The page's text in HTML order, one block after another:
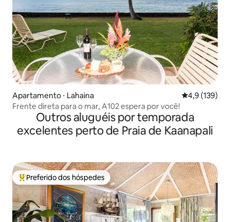
Apartamento ⋅ Lahaina 4,9 de uma
4,9 (139)
Frente direta para o mar, A102 espera por você!
Outros aluguéis por temporada
excelentes perto de Praia de Kaanapali
Entre os melhores preferidos dos hóspedes
Preferido dos hóspedes